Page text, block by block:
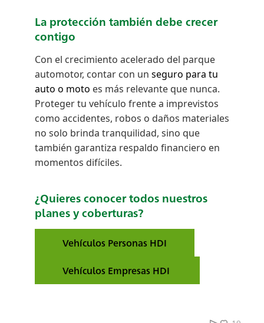
La protección también debe crecer
contigo
Con el crecimiento acelerado del parque
automotor, contar con un seguro para tu
auto o moto es más relevante que nunca.
Proteger tu vehículo frente a imprevistos
como accidentes, robos o daños materiales
no solo brinda tranquilidad, sino que
también garantiza respaldo financiero en
momentos difíciles.
¿Quieres conocer todos nuestros
planes y coberturas?
Vehículos Personas HDI
Vehículos Empresas HDI